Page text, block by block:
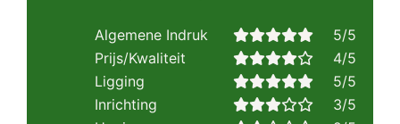
Algemene Indruk
5/5
Prijs/Kwaliteit
4/5
Ligging
5/5
Inrichting
3/5